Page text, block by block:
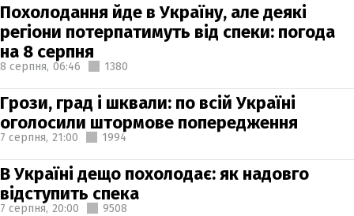
Похолодання йде в Україну, але деякі
регіони потерпатимуть від спеки: погода
на 8 серпня
8 серпня, 06:46 1380
Грози, град і шквали: по всій Україні
оголосили штормове попередження
7 серпня, 21:00 1994
В Україні дещо похолодає: як надовго
відступить спека
7 серпня, 20:00 9508